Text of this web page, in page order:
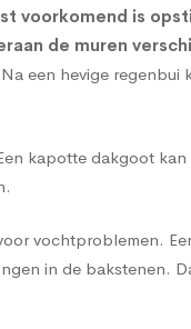
voorkomend is
de muren
een hevige regenbui
kapotte dakgoot
vochtproblemen.
in de bakstenen.